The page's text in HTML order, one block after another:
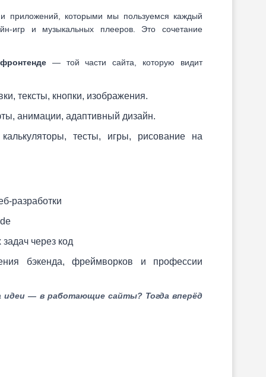
приложений, которыми мы пользуемся каждый
игр и музыкальных плееров. Это сочетание
фронтенде — той части сайта, которую видит
тексты, кнопки, изображения.
анимации, адаптивный дизайн.
тесты, игры, рисование на
разработки
через код
бэкенда, фреймворков и профессии
идеи — в работающие сайты? Тогда вперёд